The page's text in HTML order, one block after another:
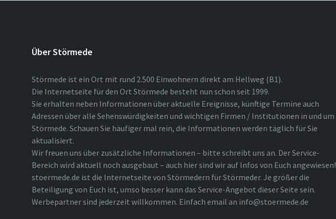
Über Störmede
Störmede ist ein Ort mit rund 2.500 Einwohnern direkt am Hellweg (B1).
Die Internetseite für den Ort Störmede besteht nun schon seit 1999.
Sie erhalten neben Informationen über aktuelle Ereignisse, künftige Termine auch
Adressen über alle Sehenswürdigkeiten und wichtigen Firmen / Institutionen in und um
Störmede. Schauen Sie häufiger mal rein, die Informationen werden täglich für Sie
aktualisiert.
Wir freuen uns über zusätzliche Informationen – bitte schreibt uns an. Der Service-
Bereich wird aktuell noch ausgebaut – auch hier sind wir auf Infos von Euch angewiesen!
stoermede.de ist die Internetseite von Störmedern für Störmeder. Je größer die
Beteiligung von Euch ist, umso besser kann das Service-Angebot dieser Seite sein.
Werbepartner sind jederzeit willkommen. Einfach email an info@stoermede.de